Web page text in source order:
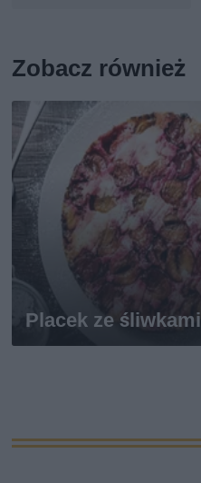
Zobacz również
Placek ze śliwkami